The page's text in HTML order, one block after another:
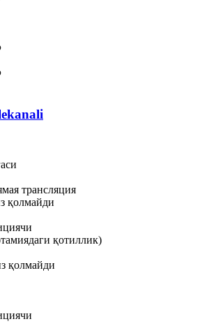
трансляция
қолмайди
қотиллик)
қолмайди